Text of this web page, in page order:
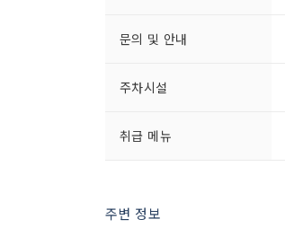
문의 및 안내
주차시설
취급 메뉴
주변 정보